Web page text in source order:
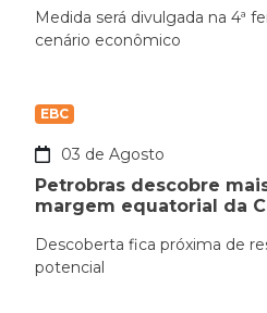
Medida será divulgada na 4ª
cenário econômico
EBC
03 de Agosto
Petrobras descobre
margem equatorial da
Descoberta fica próxima de
potencial